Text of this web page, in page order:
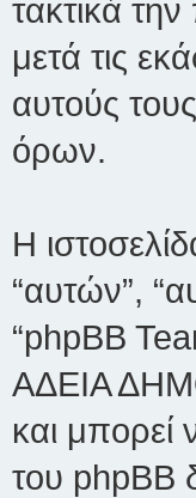
τακτικά
μετά τις
αυτούς
όρων.
Η
“αυτών”,
“phpBB
ΑΔΕΙΑ
και
του phpBB